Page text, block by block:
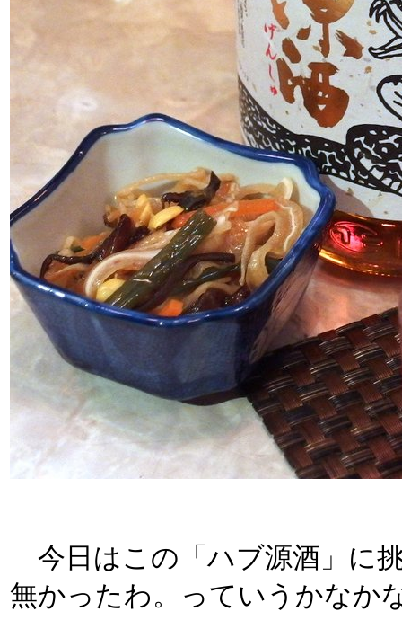
今日はこの「ハブ源酒」に
無かったわ。っていうかなか